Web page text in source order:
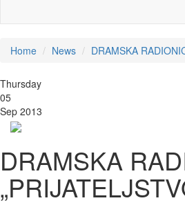
Home News DRAMSKA
Thursday
05
Sep 2013
DRAMSKA